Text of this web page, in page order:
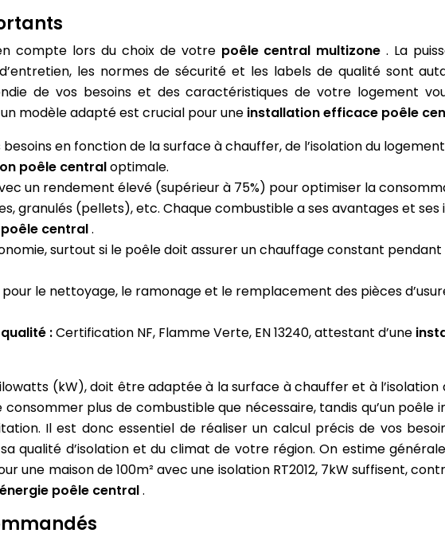
compte lors du choix de votre poêle central multizone. La
les normes de sécurité et les labels de qualité sont
de vos besoins et des caractéristiques de votre logement
modèle adapté est crucial pour une installation efficace poêle
en fonction de la surface à chauffer, de l’isolation du
poêle centraloptimale.
un rendement élevé (supérieur à 75%) pour optimiser la
granulés (pellets), etc. Chaque combustible a ses avantages et
central.
surtout si le poêle doit assurer un chauffage constant
le nettoyage, le ramonage et le remplacement des pièces
:Certification NF, Flamme Verte, EN 13240, attestant d’une
(kW), doit être adaptée à la surface à chauffer et à
plus de combustible que nécessaire, tandis qu’un
Il est donc essentiel de réaliser un calcul précis de vos
qualité d’isolation et du climat de votre région. On estime
une maison de 100m² avec une isolation RT2012, 7kW suffisent,
énergie poêle central.